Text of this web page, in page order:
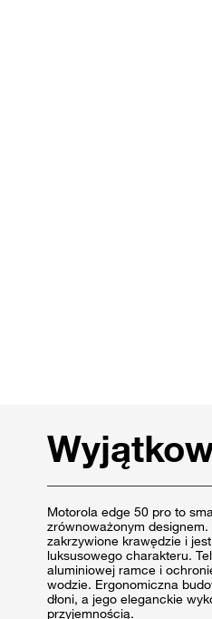
Motorola edge 50 pro to
zrównoważonym
zakrzywione krawędzie i
luksusowego charakteru.
aluminiowej ramce i
wodzie. Ergonomiczna
dłoni, a jego eleganckie
przyjemnością.